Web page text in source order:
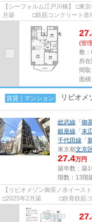
【シーフォルム江戸川橋】 □東京都文京区関口一丁目１０－１５ □２０２２年９
月築 □鉄筋コンクリート造地上１２階建て 有楽町
(管
敷
所
間
面
賃貸｜マンション リビオメ
総武線 「 御
銀座線 「 末
千代田線 「
東京都文京
27.4万円
築年数：築1
階数：13階
【リビオメゾン御茶ノ水イー
□2025年2月築 □鉄骨鉄筋コンクリー
駅から徒歩５分の立地に建つ賃...